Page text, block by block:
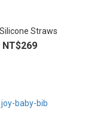
Straws
NT$269